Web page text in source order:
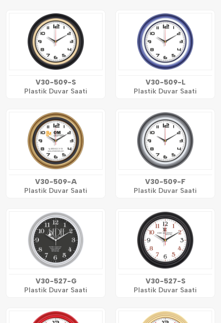
V30-509-S
Plastik Duvar Saati
V30-509-L
Plastik Duvar Saati
V30-509-A
Plastik Duvar Saati
V30-509-F
Plastik Duvar Saati
V30-527-G
Plastik Duvar Saati
V30-527-S
Plastik Duvar Saati